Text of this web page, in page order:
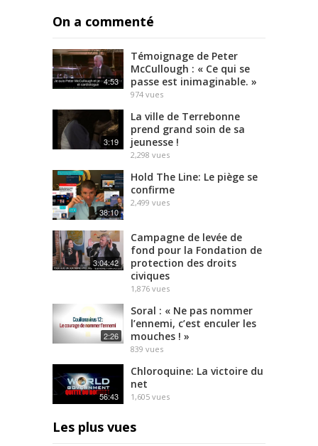
On a commenté
4:53
Témoignage de Peter
McCullough : « Ce qui se
passe est inimaginable. »
974 vues
3:19
La ville de Terrebonne
prend grand soin de sa
jeunesse !
2,298 vues
38:10
Hold The Line: Le piège se
confirme
2,499 vues
3:04:42
Campagne de levée de
fond pour la Fondation de
protection des droits
civiques
1,876 vues
2:26
Soral : « Ne pas nommer
l’ennemi, c’est enculer les
mouches ! »
839 vues
56:43
Chloroquine: La victoire du
net
1,605 vues
Les plus vues